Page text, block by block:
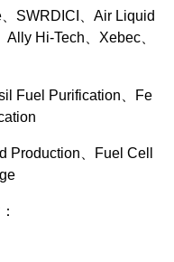
SWRDICI、Air Liquid
Hi-Tech、Xebec、
Fuel Purification、Fe
Production、Fuel Cell